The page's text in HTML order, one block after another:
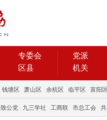
专委会
区县
党派
机关
钱塘区 萧山区 余杭区 临平区 富阳
致公党 九三学社 工商联 市总工会